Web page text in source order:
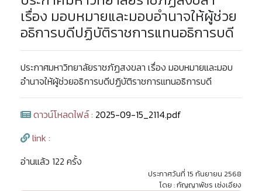
เรื่อง มอบหมายและมอบอำนาจให้ผู้ช่วย
อธิการบดีปฏิบัติราชการแทนอธิการบดี
ประกาศมหาวิทยาลัยราชภัฏสงขลา เรื่อง มอบหมายและมอบ
อำนาจให้ผู้ช่วยอธิการบดีปฏิบัติราชการแทนอธิการบดี
ดาวน์โหลดไฟล์ : 2025-09-15_2114.pdf
link :
อ่านแล้ว 122 ครั้ง
ประกาศวันที่ 15 กันยายน 2568
โดย : กัญญาพัชร เซ่งเอียง